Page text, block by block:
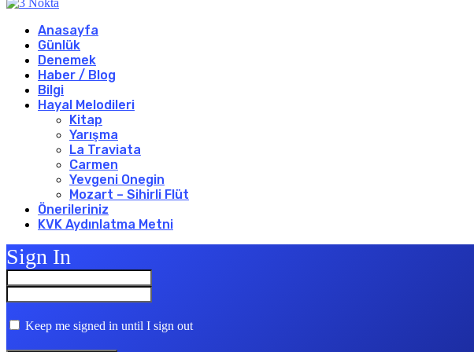
Anasayfa
Günlük
Denemek
Haber / Blog
Bilgi
Hayal Melodileri
Kitap
Yarışma
La Traviata
Carmen
Yevgeni Onegin
Mozart – Sihirli Flüt
Önerileriniz
KVK Aydınlatma Metni
Sign In
Keep me signed in until I sign out